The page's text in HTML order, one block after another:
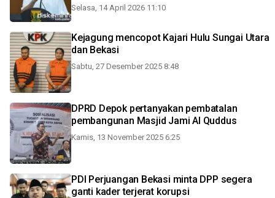
Selasa, 14 April 2026 11:10
Kejagung mencopot Kajari Hulu Sungai Utara
dan Bekasi
Sabtu, 27 Desember 2025 8:48
DPRD Depok pertanyakan pembatalan
pembangunan Masjid Jami Al Quddus
Kamis, 13 November 2025 6:25
PDI Perjuangan Bekasi minta DPP segera
ganti kader terjerat korupsi